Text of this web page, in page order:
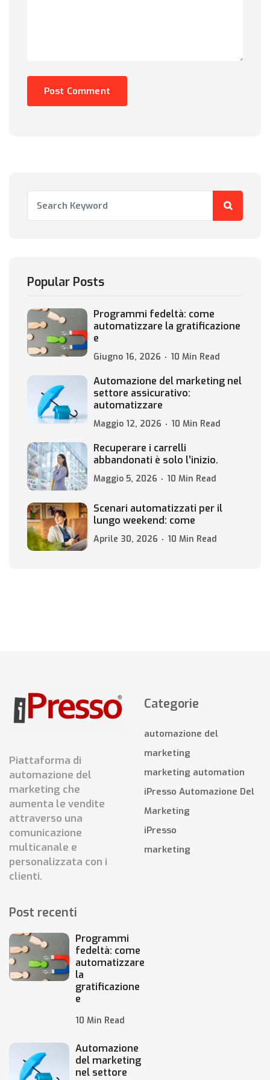
Popular Posts
Programmi fedeltà: come
automatizzare la gratificazione
e
Giugno 16, 2026 10 Min Read
Automazione del marketing nel
settore assicurativo:
automatizzare
Maggio 12, 2026 10 Min Read
Recuperare i carrelli
abbandonati è solo l’inizio.
Maggio 5, 2026 10 Min Read
Scenari automatizzati per il
lungo weekend: come
Aprile 30, 2026 10 Min Read
Piattaforma di
automazione del
marketing che
aumenta le vendite
attraverso una
comunicazione
multicanale e
personalizzata con i
clienti.
Categorie
automazione del
marketing
marketing automation
iPresso Automazione Del
Marketing
iPresso
marketing
Post recenti
Programmi
fedeltà: come
automatizzare
la
gratificazione
e
10 Min Read
Automazione
del marketing
nel settore